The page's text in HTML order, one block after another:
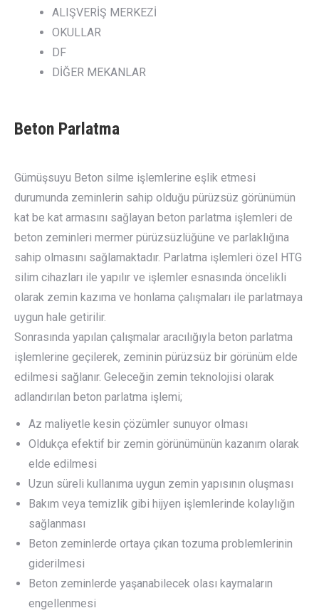
ALIŞVERİŞ MERKEZİ
OKULLAR
DF
DİĞER MEKANLAR
Beton Parlatma
Gümüşsuyu Beton silme işlemlerine eşlik etmesi
durumunda zeminlerin sahip olduğu pürüzsüz görünümün
kat be kat armasını sağlayan beton parlatma işlemleri de
beton zeminleri mermer pürüzsüzlüğüne ve parlaklığına
sahip olmasını sağlamaktadır. Parlatma işlemleri özel HTG
silim cihazları ile yapılır ve işlemler esnasında öncelikli
olarak zemin kazıma ve honlama çalışmaları ile parlatmaya
uygun hale getirilir.
Sonrasında yapılan çalışmalar aracılığıyla beton parlatma
işlemlerine geçilerek, zeminin pürüzsüz bir görünüm elde
edilmesi sağlanır. Geleceğin zemin teknolojisi olarak
adlandırılan beton parlatma işlemi;
Az maliyetle kesin çözümler sunuyor olması
Oldukça efektif bir zemin görünümünün kazanım olarak
elde edilmesi
Uzun süreli kullanıma uygun zemin yapısının oluşması
Bakım veya temizlik gibi hijyen işlemlerinde kolaylığın
sağlanması
Beton zeminlerde ortaya çıkan tozuma problemlerinin
giderilmesi
Beton zeminlerde yaşanabilecek olası kaymaların
engellenmesi